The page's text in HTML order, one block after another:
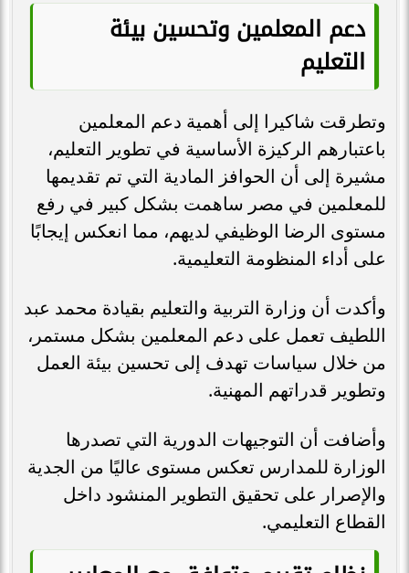
دعم المعلمين وتحسين بيئة
التعليم
وتطرقت شاكيرا إلى أهمية دعم المعلمين
باعتبارهم الركيزة الأساسية في تطوير التعليم،
مشيرة إلى أن الحوافز المادية التي تم تقديمها
للمعلمين في مصر ساهمت بشكل كبير في رفع
مستوى الرضا الوظيفي لديهم، مما انعكس إيجابًا
على أداء المنظومة التعليمية.
وأكدت أن وزارة التربية والتعليم بقيادة محمد عبد
اللطيف تعمل على دعم المعلمين بشكل مستمر،
من خلال سياسات تهدف إلى تحسين بيئة العمل
وتطوير قدراتهم المهنية.
وأضافت أن التوجيهات الدورية التي تصدرها
الوزارة للمدارس تعكس مستوى عاليًا من الجدية
والإصرار على تحقيق التطوير المنشود داخل
القطاع التعليمي.